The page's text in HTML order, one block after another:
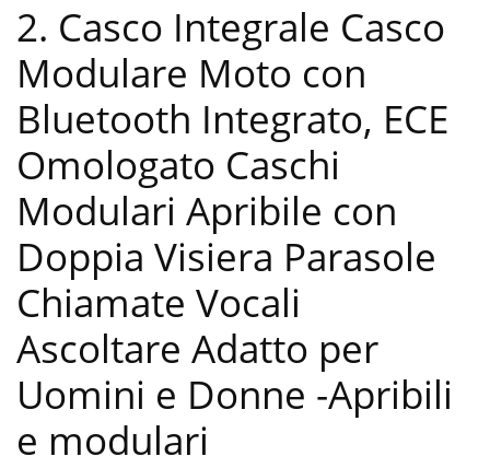
2. Casco Integrale Casco
Modulare Moto con
Bluetooth Integrato, ECE
Omologato Caschi
Modulari Apribile con
Doppia Visiera Parasole
Chiamate Vocali
Ascoltare Adatto per
Uomini e Donne -Apribili
e modulari